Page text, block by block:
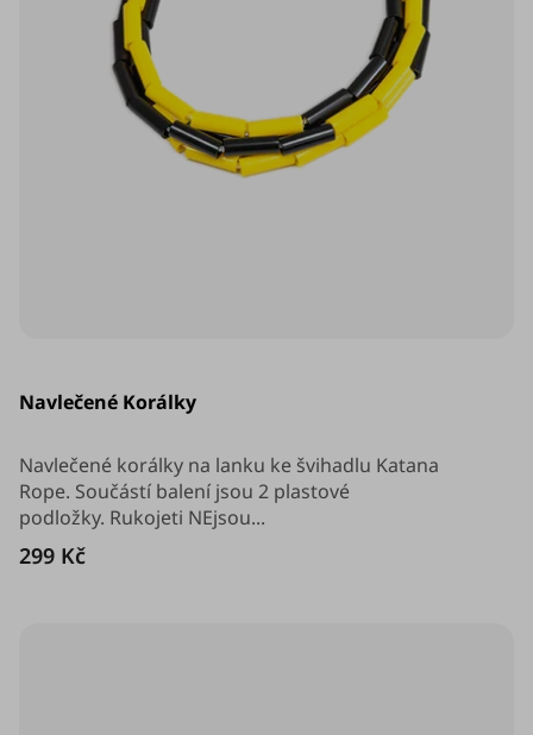
Navlečené Korálky
produktu
z
5
hvězdiček.
299 Kč
Navlečené korálky na lanku ke švihadlu Katana
Rope. Součástí balení jsou 2 plastové
podložky. Rukojeti NEjsou...